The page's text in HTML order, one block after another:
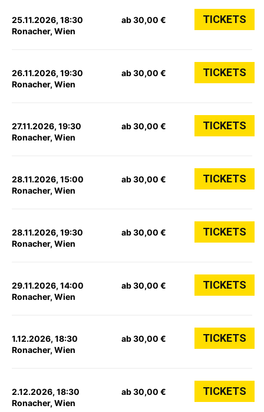
25.11.2026, 18:30
Ronacher, Wien
ab 30,00 € TICKETS
26.11.2026, 19:30
Ronacher, Wien
ab 30,00 € TICKETS
27.11.2026, 19:30
Ronacher, Wien
ab 30,00 € TICKETS
28.11.2026, 15:00
Ronacher, Wien
ab 30,00 € TICKETS
28.11.2026, 19:30
Ronacher, Wien
ab 30,00 € TICKETS
29.11.2026, 14:00
Ronacher, Wien
ab 30,00 € TICKETS
1.12.2026, 18:30
Ronacher, Wien
ab 30,00 € TICKETS
2.12.2026, 18:30
Ronacher, Wien
ab 30,00 € TICKETS